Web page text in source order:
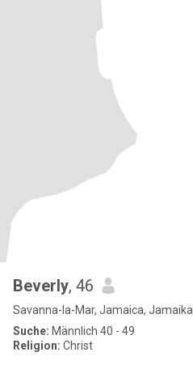
Beverly, 46
Savanna-la-Mar, Jamaica, Jamaika
Suche: Männlich 40 - 49
Religion: Christ